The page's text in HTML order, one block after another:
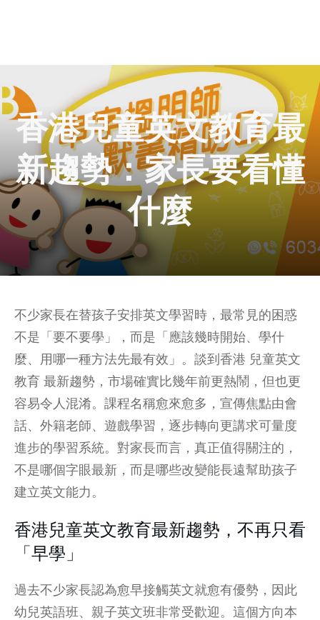
香港兒童英文教育最
新趨勢：家長要看懂
什麼
不少家長在替孩子安排英文學習時，最常見的困惑
不是「要不要學」，而是「應該幾時開始、學什
麼、用哪一種方法先最有效」。談到香港 兒童英文
教育 最新趨勢，市場確實比幾年前更熱鬧，但也更
容易令人混淆。課程名稱愈來愈多，宣傳焦點由會
話、外籍老師、遊戲學習，逐步轉向更講求可量度
進步的學習系統。對家長而言，真正值得關注的，
不是哪個字眼最新，而是哪些改變能長遠幫助孩子
建立英文能力。
香港兒童英文教育最新趨勢，不再只看
「早學」
過去不少家長認為愈早接觸英文就愈有優勢，因此
幼兒英語班、親子英文班非常受歡迎。這個方向本